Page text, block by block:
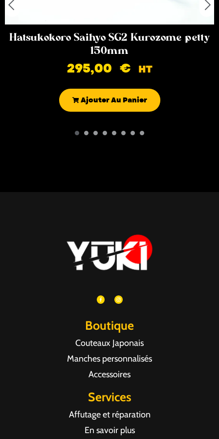
Hatsukokoro Saihyo SG2 Kurozome petty
150mm
295,00 € HT
Ajouter Au Panier
Boutique
Couteaux Japonais
Manches personnalisés
Accessoires
Services
Affutage et réparation
En savoir plus